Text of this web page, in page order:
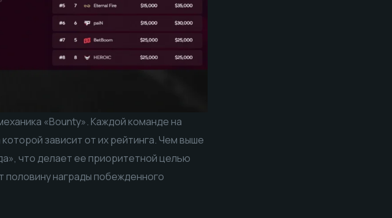
«Bounty». Каждой команде на
зависит от их рейтинга. Чем выше
что делает ее приоритетной целью
половину награды побежденного